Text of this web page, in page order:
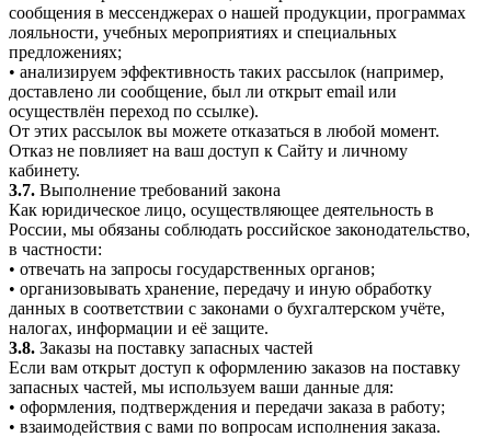
сообщения в мессенджерах о нашей продукции, программах
лояльности, учебных мероприятиях и специальных
предложениях;
• анализируем эффективность таких рассылок (например,
доставлено ли сообщение, был ли открыт email или
осуществлён переход по ссылке).
От этих рассылок вы можете отказаться в любой момент.
Отказ не повлияет на ваш доступ к Сайту и личному
кабинету.
3.7. Выполнение требований закона
Как юридическое лицо, осуществляющее деятельность в
России, мы обязаны соблюдать российское законодательство,
в частности:
• отвечать на запросы государственных органов;
• организовывать хранение, передачу и иную обработку
данных в соответствии с законами о бухгалтерском учёте,
налогах, информации и её защите.
3.8. Заказы на поставку запасных частей
Если вам открыт доступ к оформлению заказов на поставку
запасных частей, мы используем ваши данные для:
• оформления, подтверждения и передачи заказа в работу;
• взаимодействия с вами по вопросам исполнения заказа.